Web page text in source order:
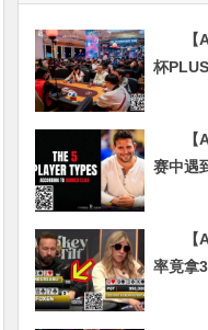
杯
85人
万记
后位列
赛中遇
率竟拿